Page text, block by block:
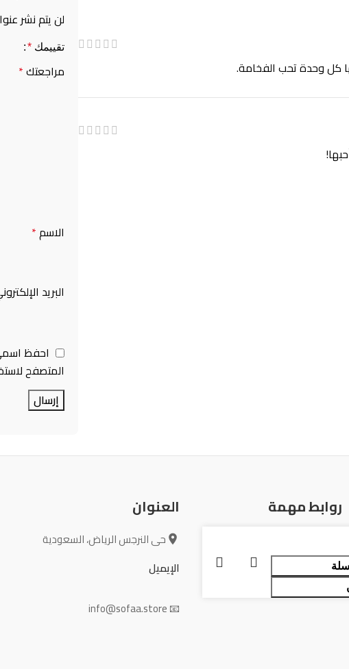
كل وحدة تحب الفخامة.
لن يتم نشر
تقييمك *
مراجعتك*
الاسم*
البريد
احفظ
المتصفح
روابط مهمة العنوان
حى النرجس الرياض، السعودية
الإيميل
📧 info@sofaa.store